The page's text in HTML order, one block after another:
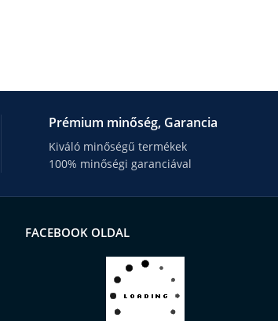
Prémium minőség, Garancia
Kiváló minőségű termékek
100% minőségi garanciával
FACEBOOK OLDAL